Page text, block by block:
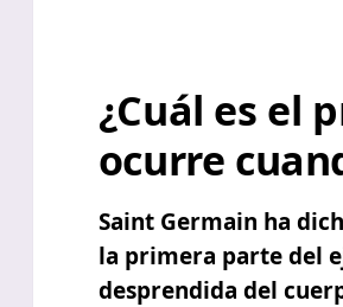
¿Cuál es el
ocurre
Saint Germain ha
la primera parte del
desprendida del